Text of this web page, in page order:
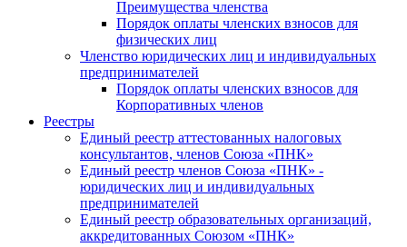
Преимущества членства
Порядок оплаты членских взносов для
физических лиц
Членство юридических лиц и индивидуальных
предпринимателей
Порядок оплаты членских взносов для
Корпоративных членов
Реестры
Единый реестр аттестованных налоговых
консультантов, членов Союза «ПНК»
Единый реестр членов Союза «ПНК» -
юридических лиц и индивидуальных
предпринимателей
Единый реестр образовательных организаций,
аккредитованных Союзом «ПНК»